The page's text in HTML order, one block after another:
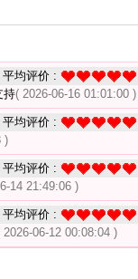
均评价 :
持( 2026-06-16 01:01:00 )
均评价 :
)
均评价 :
14 21:49:06 )
均评价 :
2026-06-12 00:08:04 )